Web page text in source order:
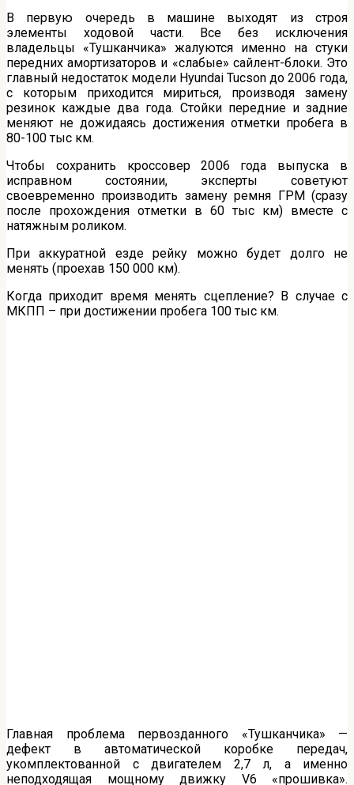
В первую очередь в машине выходят из строя
элементы ходовой части. Все без исключения
владельцы «Тушканчика» жалуются именно на стуки
передних амортизаторов и «слабые» сайлент-блоки. Это
главный недостаток модели Hyundai Tucson до 2006 года,
с которым приходится мириться, производя замену
резинок каждые два года. Стойки передние и задние
меняют не дожидаясь достижения отметки пробега в
80-100 тыс км.
Чтобы сохранить кроссовер 2006 года выпуска в
исправном состоянии, эксперты советуют
своевременно производить замену ремня ГРМ (сразу
после прохождения отметки в 60 тыс км) вместе с
натяжным роликом.
При аккуратной езде рейку можно будет долго не
менять (проехав 150 000 км).
Когда приходит время менять сцепление? В случае с
МКПП – при достижении пробега 100 тыс км.
Главная проблема первозданного «Тушканчика» —
дефект в автоматической коробке передач,
укомплектованной с двигателем 2,7 л, а именно
неподходящая мощному движку V6 «прошивка».